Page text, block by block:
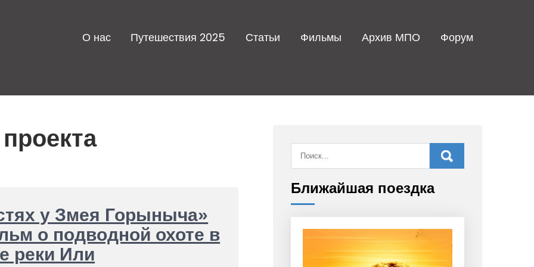
О нас Путешествия 2025 Статьи Фильмы Архив МПО Форум
у Змея Горыныча»
о подводной охоте в
реки Или
Ближайшая поездка